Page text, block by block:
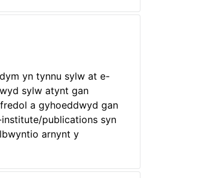
yn tynnu sylw at e-
sylw atynt gan
a gyhoeddwyd gan
publications syn
arnynt y